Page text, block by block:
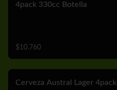
4pack 330cc Botella
$10.760
Cerveza Austral Lager 4pack